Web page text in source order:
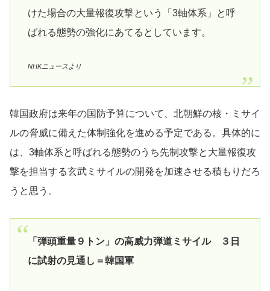
けた場合の大量報復攻撃という「3軸体系」と呼
ばれる態勢の強化にあてるとしています。
NHKニュースより
韓国政府は来年の国防予算について、北朝鮮の核・ミサイ
ルの脅威に備えた体制強化を進める予定である。具体的に
は、3軸体系と呼ばれる態勢のうち先制攻撃と大量報復攻
撃を担当する玄武ミサイルの開発を加速させる積もりだろ
うと思う。
「弾頭重量９トン」の高威力弾道ミサイル ３日
に試射の見通し＝韓国軍